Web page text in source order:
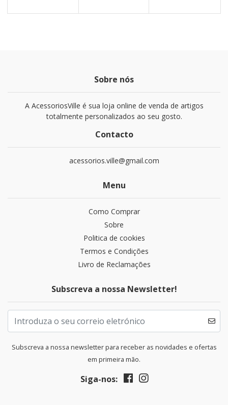
Sobre nós
A AcessoriosVille é sua loja online de venda de artigos
totalmente personalizados ao seu gosto.
Contacto
acessorios.ville@gmail.com
Menu
Como Comprar
Sobre
Politica de cookies
Termos e Condições
Livro de Reclamações
Subscreva a nossa Newsletter!
Subscreva a nossa newsletter para receber as novidades e ofertas
em primeira mão.
Siga-nos: